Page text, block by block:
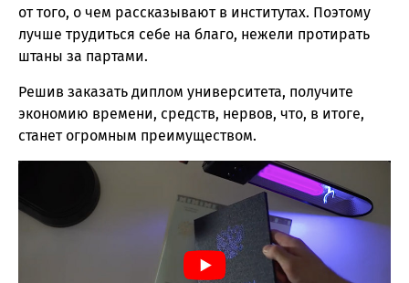
от того, о чем рассказывают в институтах. Поэтому
лучше трудиться себе на благо, нежели протирать
штаны за партами.
Решив заказать диплом университета, получите
экономию времени, средств, нервов, что, в итоге,
станет огромным преимуществом.